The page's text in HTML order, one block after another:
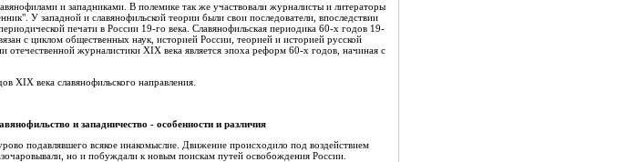
и западниками. В полемике так же участвовали журналисты и литераторы
У западной и славянофильской теории были свои последователи, впоследствии
печати в России 19-го века. Славянофильская периодика 60-х годов 19-
с циклом общественных наук, историей России, теорией и историей русской
журналистики XIX века является эпоха реформ 60-х годов, начиная с
XIX века славянофильского направления.
и западничество - особенности и различия
подавлявшего всякое инакомыслие. Движение происходило под воздействием
но и побуждали к новым поискам путей освобождения России.